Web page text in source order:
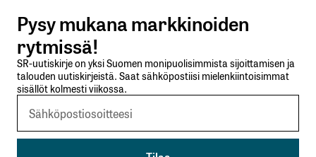
Lähetä kommentti
Pysy mukana markkinoiden
rytmissä!
SR-uutiskirje on yksi Suomen monipuolisimmista sijoittamisen ja
talouden uutiskirjeistä. Saat sähköpostiisi mielenkiintoisimmat
sisällöt kolmesti viikossa.